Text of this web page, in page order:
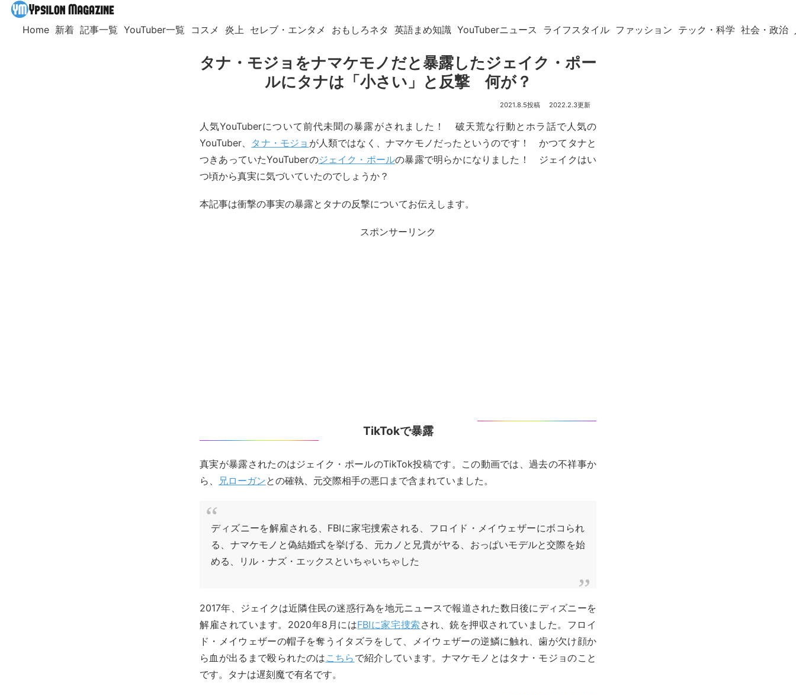
Home 新着 記事一覧 YouTuber一覧 コスメ 炎上 セレブ・エンタメ おもしろネタ 英語まめ知識 YouTuberニュース ライフスタイル ファッション テック・科学 社会・政治
タナ・モジョをナマケモノだと暴露したジェイク・ポー
ルにタナは「小さい」と反撃 何が？
2021.8.5 2022.2.3
人気YouTuberについて前代未聞の暴露がされました！ 破天荒な行動とホラ話で人気の
YouTuber、 タナ・モジョ が人類ではなく、ナマケモノだったというのです！ かつてタナと
つきあっていたYouTuberのジェイク・ポールの暴露で明らかになりました！ ジェイクはい
つ頃から真実に気づいていたのでしょうか？
本記事は衝撃の事実の暴露とタナの反撃についてお伝えします。
スポンサーリンク
TikTokで暴露
真実が暴露されたのはジェイク・ポールのTikTok投稿です。この動画では、過去の不祥事か
ら、
兄ローガンとの確執、元交際相手の悪口まで含まれていました。
ディズニーを解雇される、FBIに家宅捜索される、フロイド・メイウェザーにボコられ
る、ナマケモノと偽結婚式を挙げる、元カノと兄貴がヤる、おっぱいモデルと交際を始
める、リル・ナズ・エックスといちゃいちゃした
2017年、ジェイクは近隣住民の迷惑行為を地元ニュースで報道された数日後にディズニーを
解雇されています。2020年8月にはFBIに家宅捜索 され、銃を押収されていました。フロイ
ド・メイウェザーの帽子を奪うイタズラをして、メイウェザーの逆鱗に触れ、歯が欠け顔か
ら血が出るまで殴られたのは こちら で紹介しています。ナマケモノとはタナ・モジョのこと
です。タナは遅刻魔で有名です。